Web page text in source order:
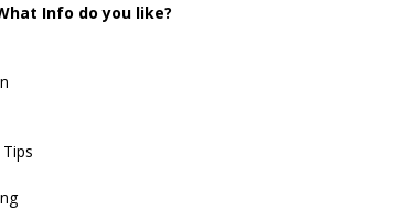
Info do you like?